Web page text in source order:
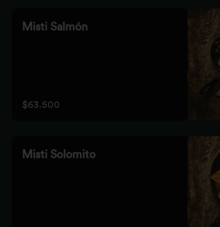
Misti Salmón
$63.500
Misti Solomito